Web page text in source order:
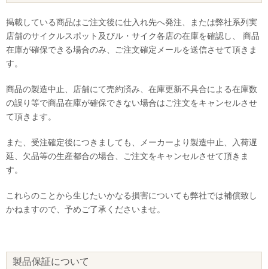
掲載している商品はご注文後に仕入れ先へ発注、または弊社系列実
店舗のサイクルスポット及びル・サイク各店の在庫を確認し、 商品
在庫が確保できる場合のみ、ご注文確定メールを送信させて頂きま
す。
商品の製造中止、店舗にて売約済み、在庫更新不具合による在庫数
の誤り等で商品在庫が確保できない場合はご注文をキャンセルさせ
て頂きます。
また、受注確定後につきましても、メーカーより製造中止、入荷遅
延、欠品等の生産都合の場合、ご注文をキャンセルさせて頂きま
す。
これらのことから生じたいかなる損害についても弊社では補償致し
かねますので、予めご了承くださいませ。
製品保証について